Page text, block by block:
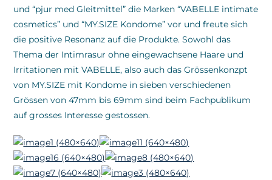
und “pjur med Gleitmittel” die Marken “VABELLE intimate
cosmetics” und “MY.SIZE Kondome” vor und freute sich
die positive Resonanz auf die Produkte. Sowohl das
Thema der Intimrasur ohne eingewachsene Haare und
Irritationen mit VABELLE, also auch das Grössenkonzpt
von MY.SIZE mit Kondome in sieben verschiedenen
Grössen von 47mm bis 69mm sind beim Fachpublikum
auf grosses Interesse gestossen.